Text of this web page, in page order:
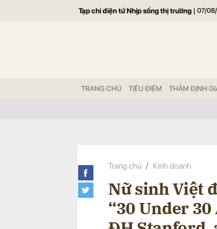
Tạp chí điện tử Nhịp sống thị trường | 07/
TRANG CHỦ TIÊU ĐIỂM THẨM ĐỊNH
Trang chủ Kinh doanh
Nữ sinh Việt
“30 Under